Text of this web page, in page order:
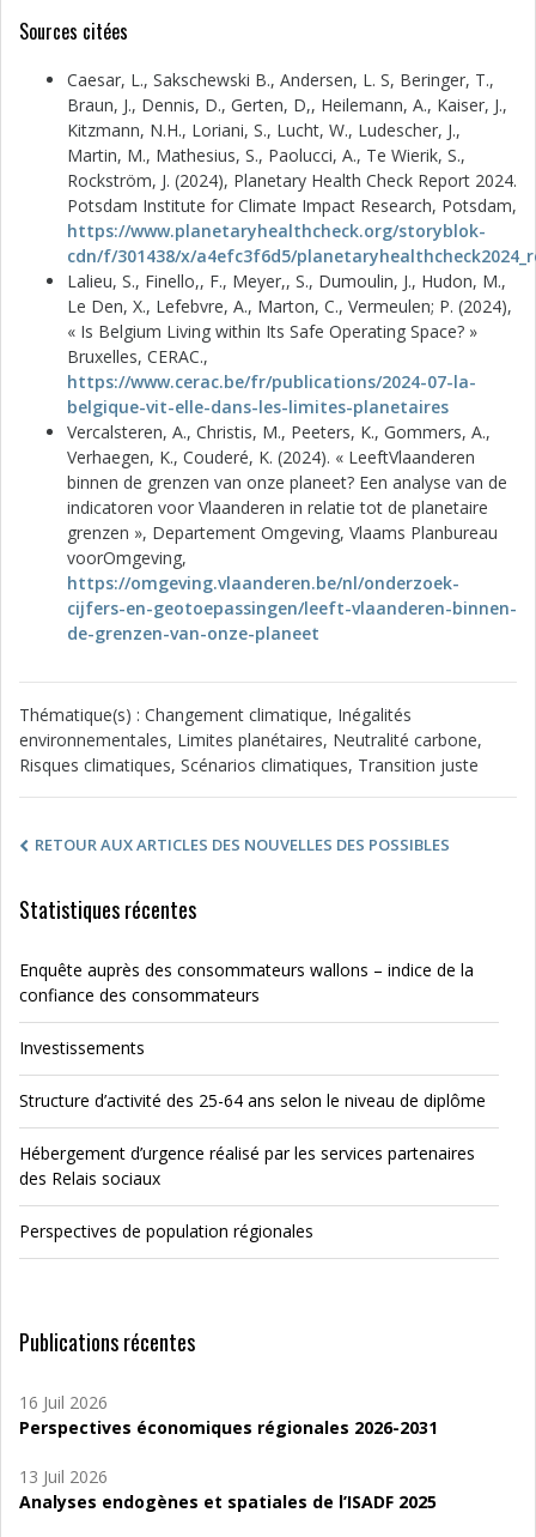
Sources citées
Caesar, L., Sakschewski B., Andersen, L. S, Beringer, T.,
Braun, J., Dennis, D., Gerten, D,, Heilemann, A., Kaiser, J.,
Kitzmann, N.H., Loriani, S., Lucht, W., Ludescher, J.,
Martin, M., Mathesius, S., Paolucci, A., Te Wierik, S.,
Rockström, J. (2024), Planetary Health Check Report 2024.
Potsdam Institute for Climate Impact Research, Potsdam,
https://www.planetaryhealthcheck.org/storyblok-
cdn/f/301438/x/a4efc3f6d5/
Lalieu, S., Finello,, F., Meyer,, S., Dumoulin, J., Hudon, M.,
Le Den, X., Lefebvre, A., Marton, C., Vermeulen; P. (2024),
« Is Belgium Living within Its Safe Operating Space? »
Bruxelles, CERAC.,
https://www.cerac.be/fr/publications/2024-07-la-
belgique-vit-elle-dans-les-limites-planetaires
Vercalsteren, A., Christis, M., Peeters, K., Gommers, A.,
Verhaegen, K., Couderé, K. (2024). « LeeftVlaanderen
binnen de grenzen van onze planeet? Een analyse van de
indicatoren voor Vlaanderen in relatie tot de planetaire
grenzen », Departement Omgeving, Vlaams Planbureau
voorOmgeving,
https://omgeving.vlaanderen.be/nl/onderzoek-
cijfers-en-geotoepassingen/leeft-vlaanderen-binnen-
de-grenzen-van-onze-planeet
Thématique(s) : Changement climatique, Inégalités
environnementales, Limites planétaires, Neutralité carbone,
Risques climatiques, Scénarios climatiques, Transition juste
RETOUR AUX ARTICLES DES NOUVELLES DES POSSIBLES
Statistiques récentes
Enquête auprès des consommateurs wallons – indice de la
confiance des consommateurs
Investissements
Structure d’activité des 25-64 ans selon le niveau de diplôme
Hébergement d’urgence réalisé par les services partenaires
des Relais sociaux
Perspectives de population régionales
Publications récentes
16 Juil 2026
Perspectives économiques régionales 2026-2031
13 Juil 2026
Analyses endogènes et spatiales de l’ISADF 2025